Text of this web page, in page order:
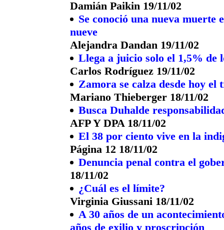
Damián Paikin 19/11/02
Se conoció una nueva
nueve
Alejandra Dandan 19/11/02
Llega a juicio solo el 1,5% de
Carlos Rodríguez 19/11/02
Zamora se calza desde hoy
Mariano Thieberger 18/11/02
Busca Duhalde
AFP Y DPA 18/11/02
El 38 por ciento vive en la
Página 12 18/11/02
Denuncia penal contra el
18/11/02
¿Cuál es el límite?
Virginia Giussani 18/11/02
A 30 años de un
años de exilio y proscripción